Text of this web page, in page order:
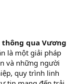
qua Vương
là một giải pháp
và những người
quy trình linh